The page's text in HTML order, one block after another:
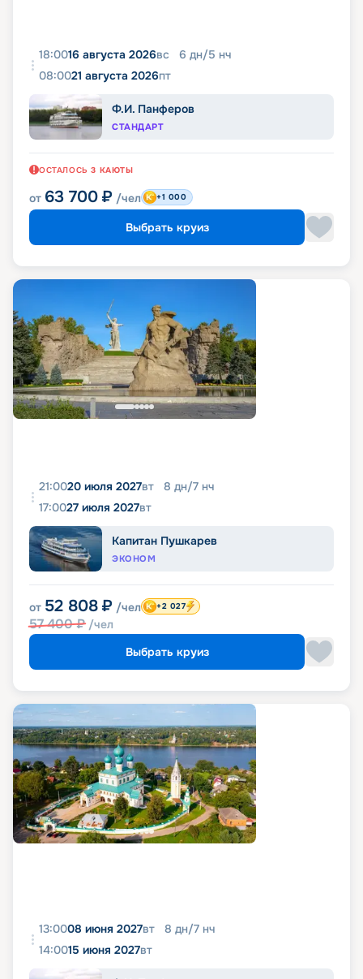
18:0016 августа 2026вс 6 дн/5 нч
08:0021 августа 2026пт
Ф.И. Панферов
СТАНДАРТ
ОСТАЛОСЬ 3 КАЮТЫ
от 63 700 ₽ /чел +1 000
Выбрать круиз
21:0020 июля 2027вт 8 дн/7 нч
17:0027 июля 2027вт
Капитан Пушкарев
ЭКОНОМ
от 52 808 ₽ /чел
57 400₽ /чел
+2 027
Выбрать круиз
13:0008 июня 2027вт 8 дн/7 нч
14:0015 июня 2027вт